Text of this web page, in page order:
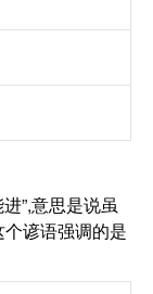
”,意思是说虽
谚语强调的是